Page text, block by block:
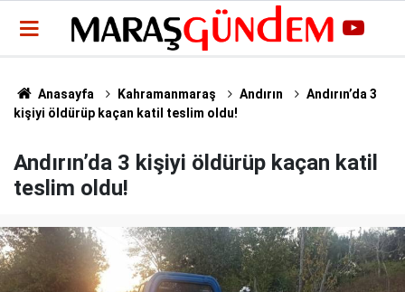
Anasayfa Kahramanmaraş Andırın
Andırın’da 3
kişiyi öldürüp kaçan katil teslim oldu!
Andırın’da 3 kişiyi öldürüp kaçan katil
teslim oldu!